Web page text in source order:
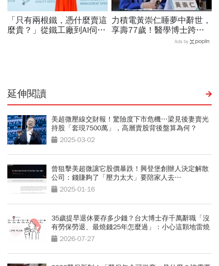
「只有兩根鐵，憑什麼賣這
麼貴？」從鐵工廠到AI伺服
力積電黃崇仁睡夢中辭世，
享壽77歲！醫學博士跨足
科技業、曾花8年還清千萬
Ads by
延伸閱讀
美超微壓線交財報！驚險度下市危機…梁見後妻賣光
持股「套現7500萬」，高層賣股背後盤算為何？
2025-03-02
曾狙擊美超微讓它股價暴跌！興登堡創辦人決定解散
公司：錢賺夠了「壓力太大」要陪家人去…
2025-01-16
35歲提早退休要存多少錢？台大博士存千萬辭職「沒
有勞保勞退、最燒錢25年怎麼過」：小心這顆地雷燒
光存款
2026-07-27